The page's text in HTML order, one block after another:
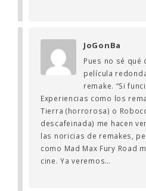
JoGonBa
Pues no sé qué
película
remake. “Si
Experiencias como los
Tierra (horrorosa) o
descafeinada) me hacen
las noricias de remakes,
como Mad Max Fury Road
cine. Ya veremos…